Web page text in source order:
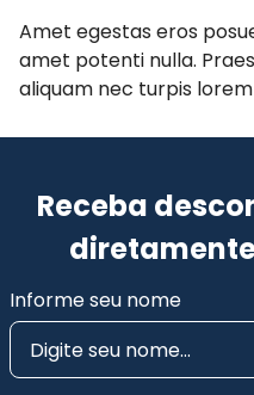
Amet egestas eros
amet potenti nulla.
aliquam nec turpis
Receba
Informe seu nome